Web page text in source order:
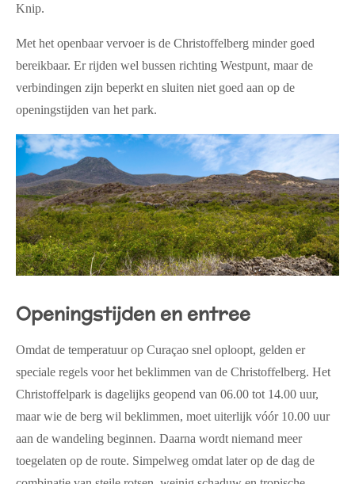
Knip.
Met het openbaar vervoer is de Christoffelberg minder goed
bereikbaar. Er rijden wel bussen richting Westpunt, maar de
verbindingen zijn beperkt en sluiten niet goed aan op de
openingstijden van het park.
Openingstijden en entree
Omdat de temperatuur op Curaçao snel oploopt, gelden er
speciale regels voor het beklimmen van de Christoffelberg. Het
Christoffelpark is dagelijks geopend van 06.00 tot 14.00 uur,
maar wie de berg wil beklimmen, moet uiterlijk vóór 10.00 uur
aan de wandeling beginnen. Daarna wordt niemand meer
toegelaten op de route. Simpelweg omdat later op de dag de